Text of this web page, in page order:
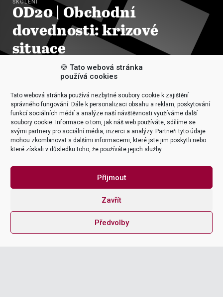
🍪 Tato webová stránka
používá cookies
Tato webová stránka používá nezbytné soubory cookie k zajištění
správného fungování. Dále k personalizaci obsahu a reklam, poskytování
funkcí sociálních médií a analýze naší návštěvnosti využíváme další
soubory cookie. Informace o tom, jak náš web používáte, sdílíme se
svými partnery pro sociální média, inzerci a analýzy. Partneři tyto údaje
mohou zkombinovat s dalšími informacemi, které jste jim poskytli nebo
které získali v důsledku toho, že používáte jejich služby.
Příjmout
Zavřít
Předvolby
ŠKOLENÍ
OD20 | Obchodní
dovednosti: krizové
situace
ZOBRAZIT KURZY 
+420 226 218 298
mailto
Company